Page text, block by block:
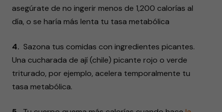
asegúrate de no ingerir menos de 1,200 calorías al
día, o se haría más lenta tu tasa metabólica
4. Sazona tus comidas con ingredientes picantes.
Una cucharada de ají (chile) picante rojo o verde
triturado, por ejemplo, acelera temporalmente tu
tasa metabólica.